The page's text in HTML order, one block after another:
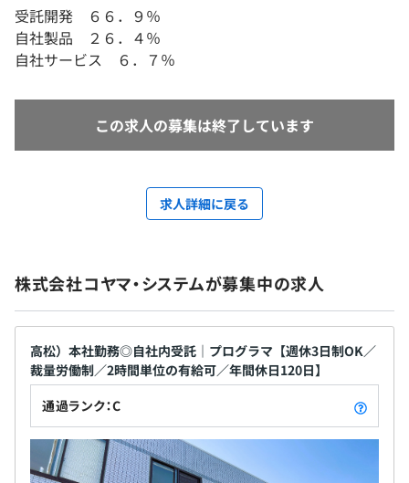
受託開発 ６６．９％
自社製品 ２６．４％
自社サービス ６．７％
この求人の募集は終了しています
求人詳細に戻る
株式会社コヤマ・システムが募集中の求人
高松）本社勤務◎自社内受託｜プログラマ【週休3日制OK／
裁量労働制／2時間単位の有給可／年間休日120日】
通過ランク：C